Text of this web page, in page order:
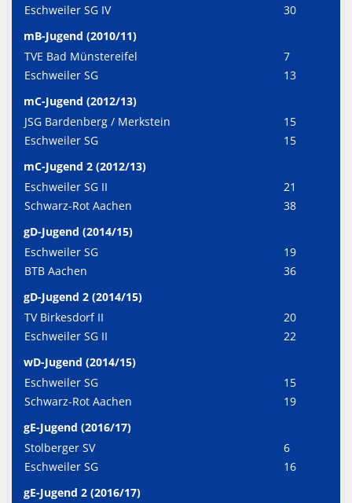
Eschweiler SG IV
30
mB-Jugend (2010/11)
TVE Bad Münstereifel
7
Eschweiler SG
13
mC-Jugend (2012/13)
JSG Bardenberg / Merkstein
15
Eschweiler SG
15
mC-Jugend 2 (2012/13)
Eschweiler SG II
21
Schwarz-Rot Aachen
38
gD-Jugend (2014/15)
Eschweiler SG
19
BTB Aachen
36
gD-Jugend 2 (2014/15)
TV Birkesdorf II
20
Eschweiler SG II
22
wD-Jugend (2014/15)
Eschweiler SG
15
Schwarz-Rot Aachen
19
gE-Jugend (2016/17)
Stolberger SV
6
Eschweiler SG
16
gE-Jugend 2 (2016/17)